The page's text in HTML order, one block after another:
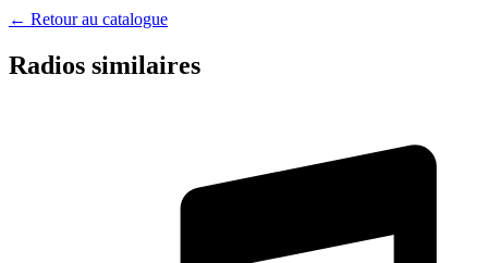
← Retour au catalogue
Radios similaires